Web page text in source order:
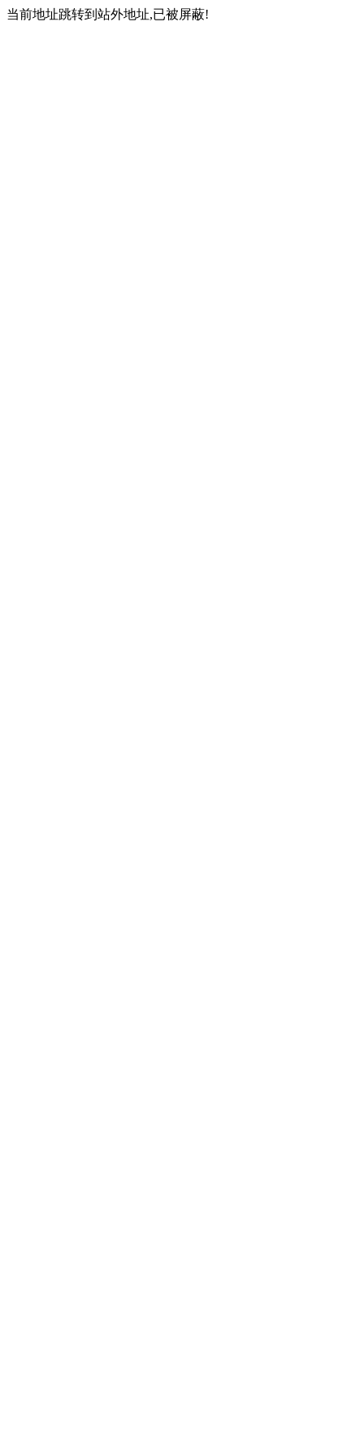
当前地址跳转到站外地址,已被屏蔽!